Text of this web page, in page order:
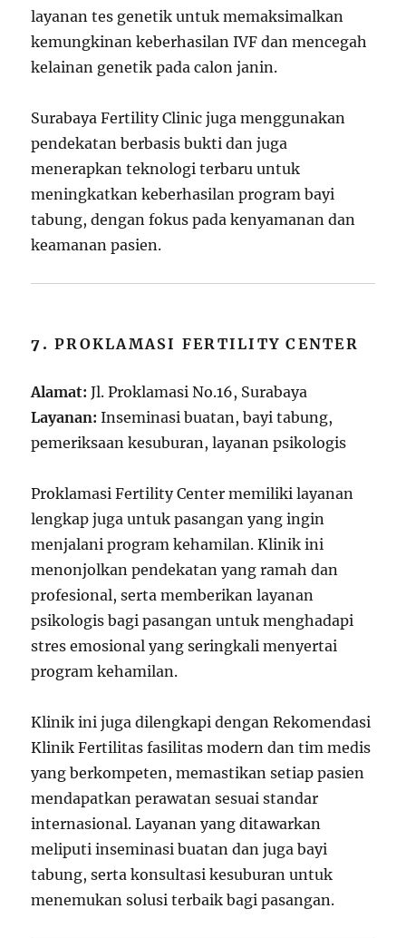
layanan tes genetik untuk memaksimalkan
kemungkinan keberhasilan IVF dan mencegah
kelainan genetik pada calon janin.
Surabaya Fertility Clinic juga menggunakan
pendekatan berbasis bukti dan juga
menerapkan teknologi terbaru untuk
meningkatkan keberhasilan program bayi
tabung, dengan fokus pada kenyamanan dan
keamanan pasien.
7.PROKLAMASI FERTILITY CENTER
Alamat: Jl. Proklamasi No.16, Surabaya
Layanan: Inseminasi buatan, bayi tabung,
pemeriksaan kesuburan, layanan psikologis
Proklamasi Fertility Center memiliki layanan
lengkap juga untuk pasangan yang ingin
menjalani program kehamilan. Klinik ini
menonjolkan pendekatan yang ramah dan
profesional, serta memberikan layanan
psikologis bagi pasangan untuk menghadapi
stres emosional yang seringkali menyertai
program kehamilan.
Klinik ini juga dilengkapi dengan Rekomendasi
Klinik Fertilitas fasilitas modern dan tim medis
yang berkompeten, memastikan setiap pasien
mendapatkan perawatan sesuai standar
internasional. Layanan yang ditawarkan
meliputi inseminasi buatan dan juga bayi
tabung, serta konsultasi kesuburan untuk
menemukan solusi terbaik bagi pasangan.